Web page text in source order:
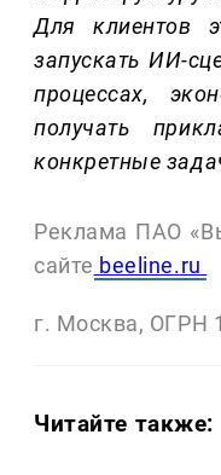
Для клиентов
запускать ИИ-
процессах,
получать
конкретные
Реклама ПАО
сайте beeline.ru
г. Москва, ОГРН
Читайте также: